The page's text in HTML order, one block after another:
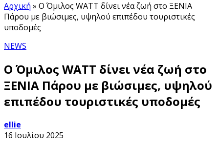
Αρχική » Ο Όμιλος WATT δίνει νέα ζωή στο ΞΕΝΙΑ
Πάρου με βιώσιμες, υψηλού επιπέδου τουριστικές
υποδομές
NEWS
Ο Όμιλος WATT δίνει νέα ζωή στο
ΞΕΝΙΑ Πάρου με βιώσιμες, υψηλού
επιπέδου τουριστικές υποδομές
ellie
16 Ιουλίου 2025